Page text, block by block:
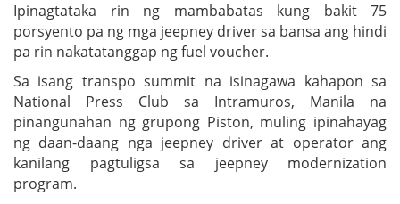
Ipinagtataka rin ng mambabatas kung bakit 75
porsyento pa ng mga jeepney driver sa bansa ang hindi
pa rin nakatatanggap ng fuel voucher.
Sa isang transpo summit na isinagawa kahapon sa
National Press Club sa Intramuros, Manila na
pinangunahan ng grupong Piston, muling ipinahayag
ng daan-daang nga jeepney driver at operator ang
kanilang pagtuligsa sa jeepney modernization
program.